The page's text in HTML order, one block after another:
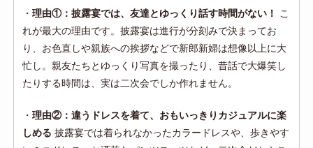
・理由①：披露宴では、友達とゆっくり話す時間がない！
こ
れが最大の理由です。披露宴は進行が分刻みで決まってお
り、お色直しや親族への挨拶などで新郎新婦は想像以上に大
忙し。親友たちとゆっくり写真を撮ったり、昔話で大爆笑し
たりする時間は、実は二次会でしか作れません。
・理由②：違うドレスを着て、おもいっきりカジュアルに楽
しめる 披露宴では着られなかったカラードレスや、歩きやす